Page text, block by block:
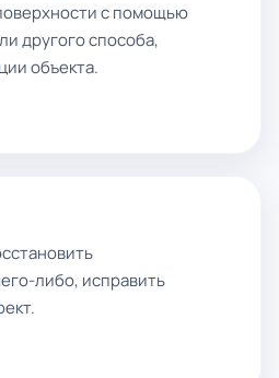
с помощью
другого способа,
объекта.
либо, исправить